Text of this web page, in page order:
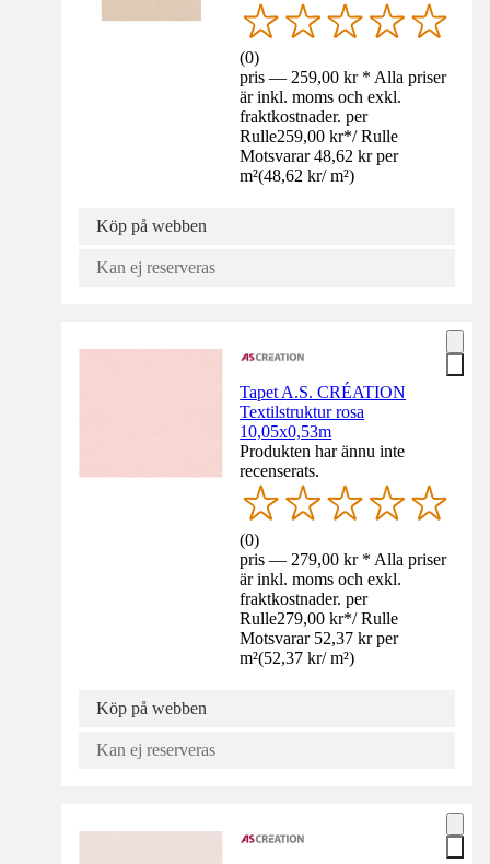
(0)
pris — 259,00 kr * Alla priser
är inkl. moms och exkl.
fraktkostnader. per
Rulle259,00 kr*/ Rulle
Motsvarar 48,62 kr per
m²(48,62 kr/ m²)
Köp på webben
Kan ej reserveras
Tapet A.S. CRÉATION
Textilstruktur rosa
10,05x0,53m
Produkten har ännu inte
recenserats.
(0)
pris — 279,00 kr * Alla priser
är inkl. moms och exkl.
fraktkostnader. per
Rulle279,00 kr*/ Rulle
Motsvarar 52,37 kr per
m²(52,37 kr/ m²)
Köp på webben
Kan ej reserveras